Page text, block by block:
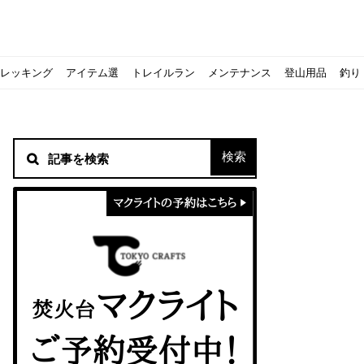
る！山梨県の九鬼山（くきやま）登山体験レポ
積雪期の谷川岳で今シーズン最後の雪山を堪能してきた
！売却する方法や条件、手続きの流れを確認
キャンプ場の宿泊や利用券をふるさと納税でゲット！おすすめ
に参加してきました
レストハウス水郷で持ち込みBBQしてみた
一生物のアウトドアブーツならダナー！3つの理由とおすすめア
に行ってみた！
ピコグリル入荷してます！ @小倉店
ランス・ボーヌトレッキング編〜
ベランピングアイディア7選！家にいながらおしゃれキャンプ♪
キャンプ用品の『ポイント買取』について
マクライトの口コミ・評判は？人気焚き火台の魅力・気になる
ッカーでも作れるおすすめレシピをご紹介
尾根」から槍ヶ岳へ！
【八ヶ岳最高峰へ】南八ヶ岳テント泊登山、赤岳〜横岳〜硫黄
ントスおすすめヘッドライトのご紹介
ングシューズはどちらを選ぶべき？｜サロモンの定番シューズで解
カリマーのおすすめリュック容量別12選｜目的別の選び方も合
ならスポルティバ！3つの理由とおすすめ7選
クライミングユーザー参加型の動画マップ「クライミングチャ
に教わる！『食感と旨みのタマゴサンド』の作り方
食うか食われるか、野生動物で一番怖いのは【17＃自分のキャ
ッキング
ズクイン』、人気の理由とおすすめウェアを紹介
【コスパ◎】キャンプデビューに最適！サウスフィールドのお
アイテム選
ズクイン』、人気の理由とおすすめウェアを紹介
【コスパ◎】キャンプデビューに最適！サウスフィールドのお
トレイルラン
｜サロモンの定番シューズで解説&ご紹介
しむために必要な装備6選【初級〜中級者向け】
トレラン初心者必見！日頃のトレーニングから中距離レースま
メンテナンス
！用途別おすすめ水筒を紹介！便利アイテムも
【こずチャンネル】使わなくなったキャンプ道具の行方！【初
登山用品
クを比較！人数・用途別でおすすめを紹介
クライミング道具はゼロポイントで揃えよう！種類別で人気ア
釣り
の体験レポート】
アジングロッドおすすめ10選！基本タックルから選び方まで紹介
フスキンの魅力と用途別おすすめリュック9選
ティートンブロスのブランドに込められた想いとは！？おすす
なの？いまどきの海外キャンプ事情をご紹介Part.1〜ロサンゼルス
パティシエキャンパーSakiさんに教わる！簡単『フルーツシロ
に教わる！簡単『フルーツシロップ』の作り方
パティシエキャンパーSakiさんに教わる！簡単アウトドアスイ
高！ほかほか『シュウマイ』の作り方
に教わる！パン好き必見！モチモチ『ベーグル』の作り方
パティシエキャンパーSakiさんに教わる！ピリ辛が後引くうま